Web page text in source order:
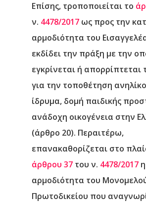
Επίσης, τροποποιείται το
ν. 4478/2017 ως προς την
αρμοδιότητα του
εκδίδει την πράξη με την
εγκρίνεται ή απορρίπτεται
για την τοποθέτηση
ίδρυμα, δομή παιδικής
ανάδοχη οικογένεια στην
(άρθρο 20). Περαιτέρω,
επανακαθορίζεται στο
άρθρου 37 του ν. 4478/2017
αρμοδιότητα του
Πρωτοδικείου που